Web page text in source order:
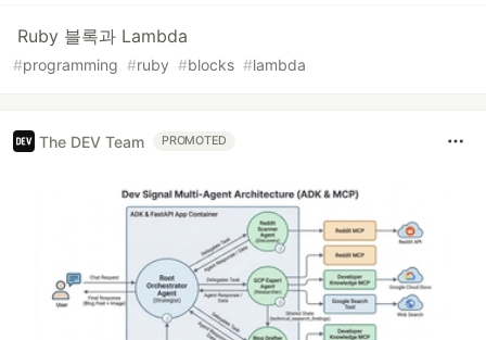
Ruby 블록과 Lambda
#programming #ruby #blocks #lambda
The DEV Team PROMOTED